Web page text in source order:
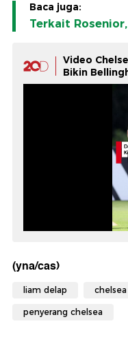
Baca juga:
Terkait
Video
Bikin
(yna/cas)
liam delap chelsea
penyerang chelsea